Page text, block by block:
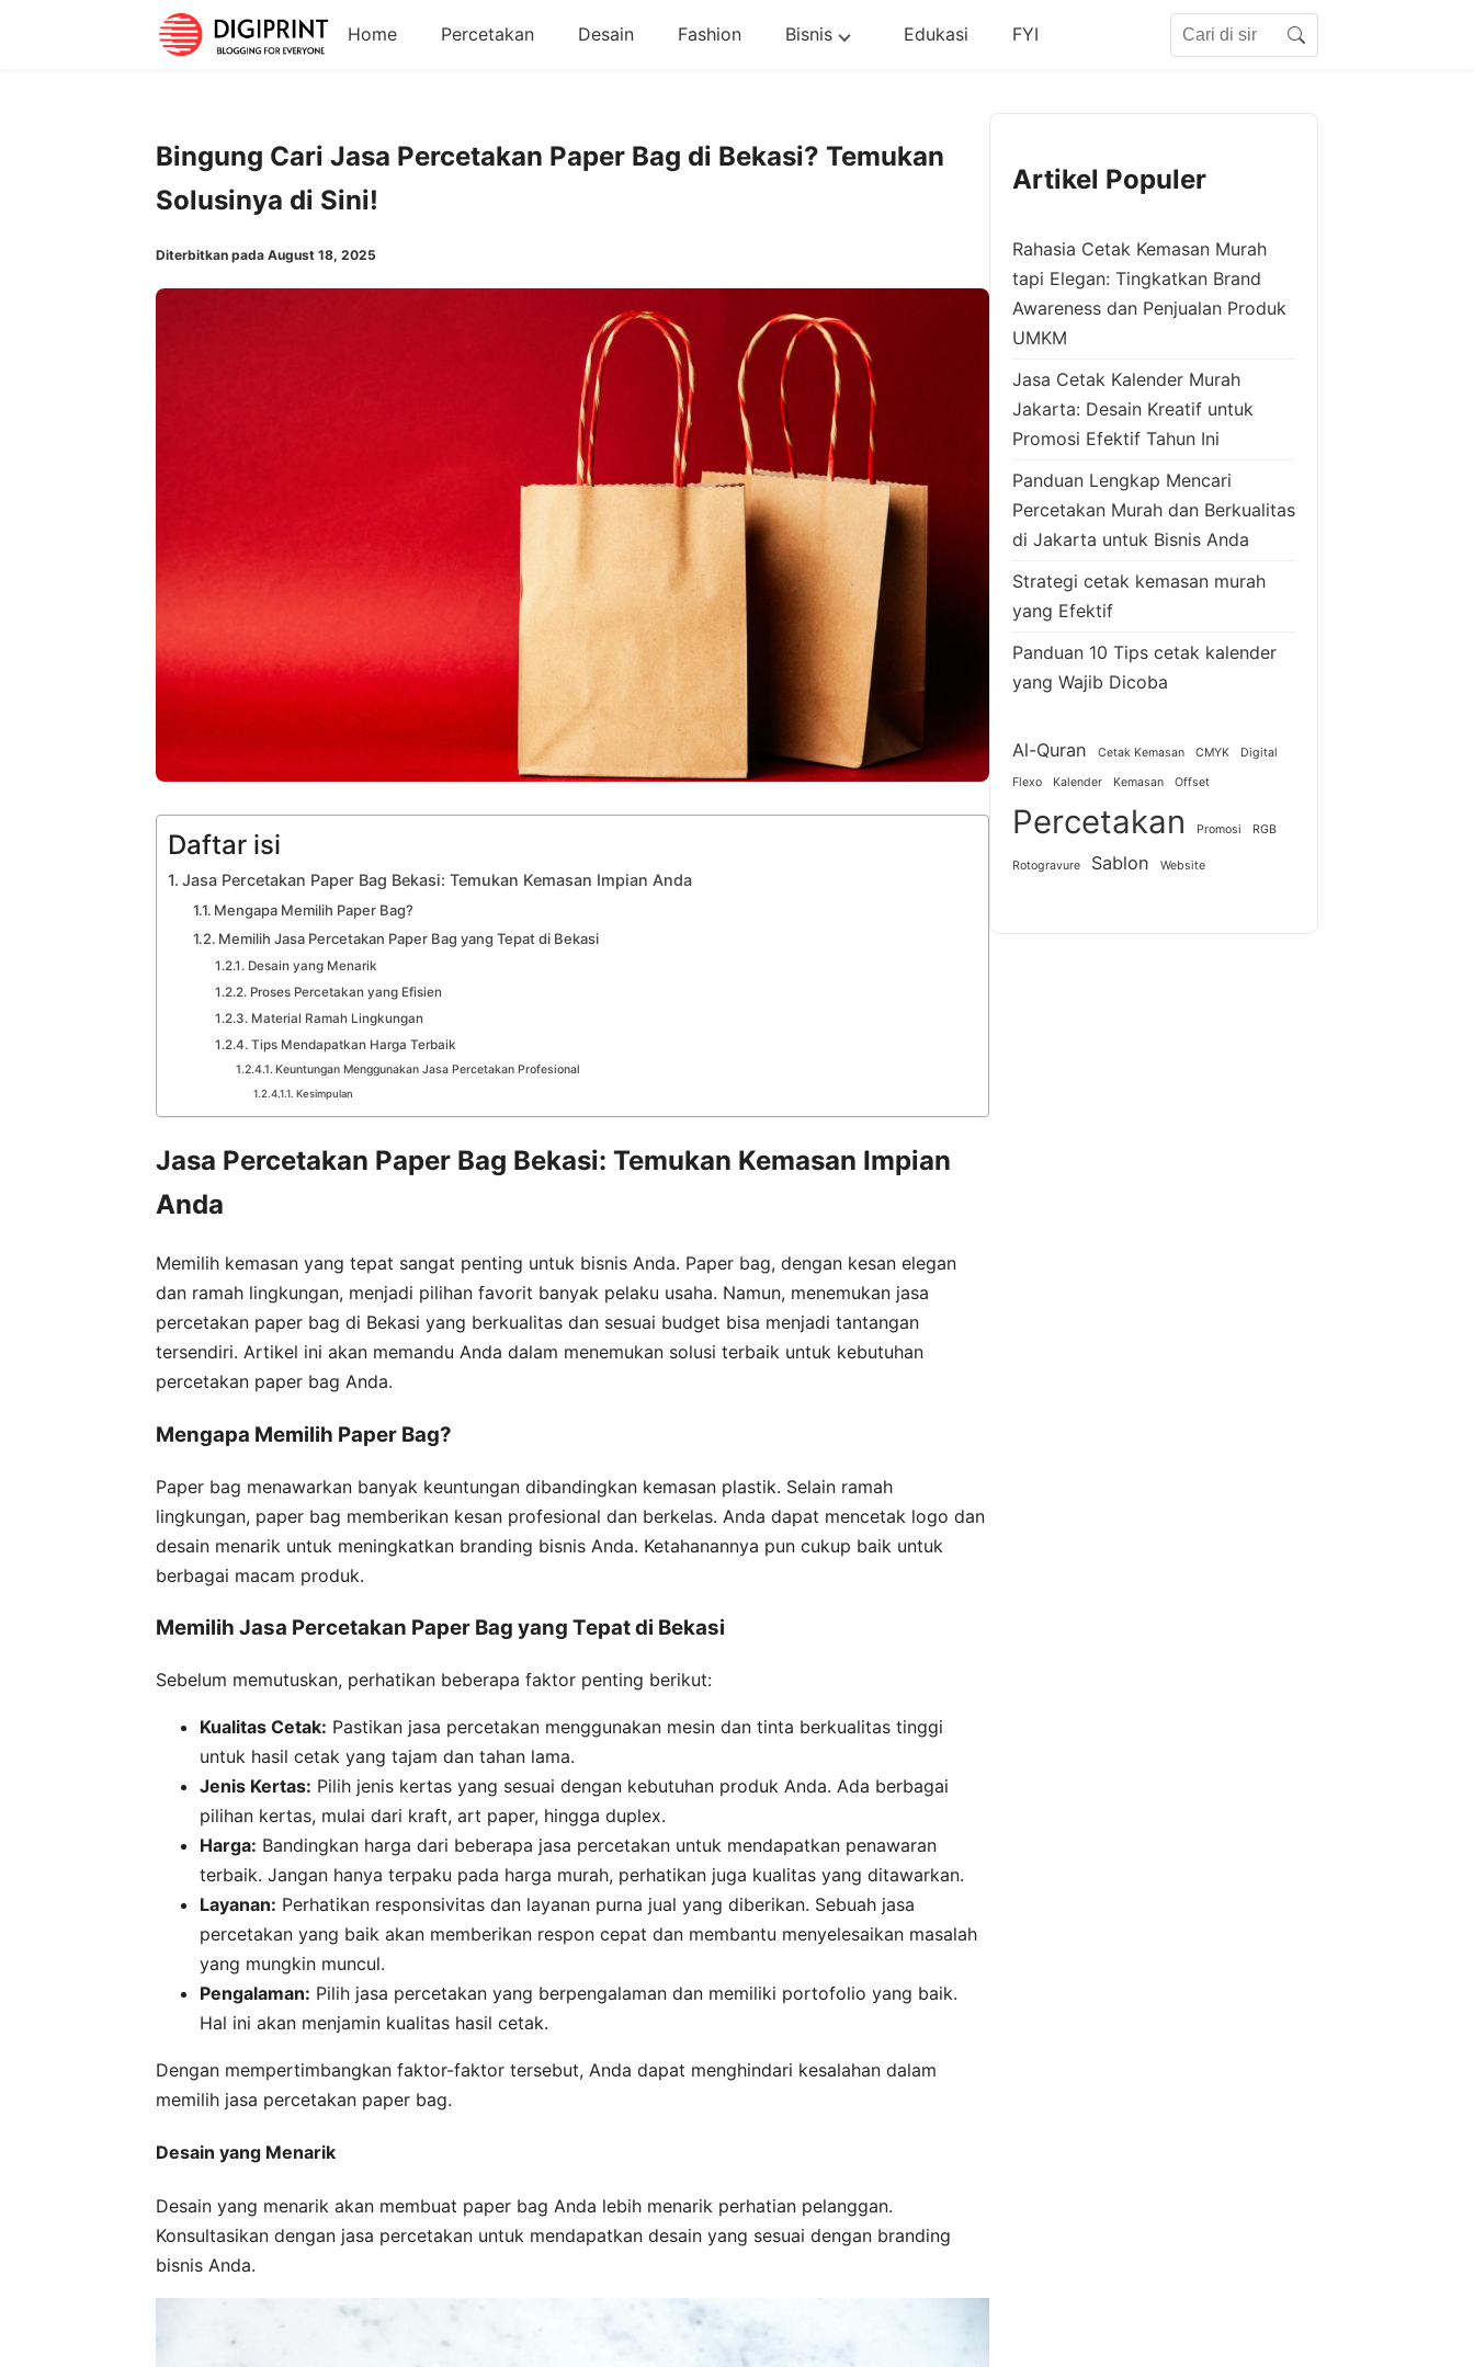
Home Percetakan Desain Fashion Bisnis Edukasi FYI Search
Bingung Cari Jasa Percetakan Paper Bag di Bekasi? Temukan
Solusinya di Sini!
Diterbitkan pada August 18, 2025
Daftar isi
Jasa Percetakan Paper Bag Bekasi: Temukan Kemasan Impian Anda
Mengapa Memilih Paper Bag?
Memilih Jasa Percetakan Paper Bag yang Tepat di Bekasi
Desain yang Menarik
Proses Percetakan yang Efisien
Material Ramah Lingkungan
Tips Mendapatkan Harga Terbaik
Keuntungan Menggunakan Jasa Percetakan Profesional
Kesimpulan
Jasa Percetakan Paper Bag Bekasi: Temukan Kemasan Impian
Anda
Memilih kemasan yang tepat sangat penting untuk bisnis Anda. Paper bag, dengan kesan elegan
dan ramah lingkungan, menjadi pilihan favorit banyak pelaku usaha. Namun, menemukan jasa
percetakan paper bag di Bekasi yang berkualitas dan sesuai budget bisa menjadi tantangan
tersendiri. Artikel ini akan memandu Anda dalam menemukan solusi terbaik untuk kebutuhan
percetakan paper bag Anda.
Mengapa Memilih Paper Bag?
Paper bag menawarkan banyak keuntungan dibandingkan kemasan plastik. Selain ramah
lingkungan, paper bag memberikan kesan profesional dan berkelas. Anda dapat mencetak logo dan
desain menarik untuk meningkatkan branding bisnis Anda. Ketahanannya pun cukup baik untuk
berbagai macam produk.
Memilih Jasa Percetakan Paper Bag yang Tepat di Bekasi
Sebelum memutuskan, perhatikan beberapa faktor penting berikut:
Kualitas Cetak: Pastikan jasa percetakan menggunakan mesin dan tinta berkualitas tinggi
untuk hasil cetak yang tajam dan tahan lama.
Jenis Kertas: Pilih jenis kertas yang sesuai dengan kebutuhan produk Anda. Ada berbagai
pilihan kertas, mulai dari kraft, art paper, hingga duplex.
Harga: Bandingkan harga dari beberapa jasa percetakan untuk mendapatkan penawaran
terbaik. Jangan hanya terpaku pada harga murah, perhatikan juga kualitas yang ditawarkan.
Layanan: Perhatikan responsivitas dan layanan purna jual yang diberikan. Sebuah jasa
percetakan yang baik akan memberikan respon cepat dan membantu menyelesaikan masalah
yang mungkin muncul.
Pengalaman: Pilih jasa percetakan yang berpengalaman dan memiliki portofolio yang baik.
Hal ini akan menjamin kualitas hasil cetak.
Dengan mempertimbangkan faktor-faktor tersebut, Anda dapat menghindari kesalahan dalam
memilih jasa percetakan paper bag.
Desain yang Menarik
Desain yang menarik akan membuat paper bag Anda lebih menarik perhatian pelanggan.
Konsultasikan dengan jasa percetakan untuk mendapatkan desain yang sesuai dengan branding
bisnis Anda.
Artikel Populer
Rahasia Cetak Kemasan Murah
tapi Elegan: Tingkatkan Brand
Awareness dan Penjualan Produk
UMKM
Jasa Cetak Kalender Murah
Jakarta: Desain Kreatif untuk
Promosi Efektif Tahun Ini
Panduan Lengkap Mencari
Percetakan Murah dan Berkualitas
di Jakarta untuk Bisnis Anda
Strategi cetak kemasan murah
yang Efektif
Panduan 10 Tips cetak kalender
yang Wajib Dicoba
Al-Quran Cetak Kemasan CMYK Digital
Flexo Kalender Kemasan Offset
Percetakan Promosi RGB
Rotogravure Sablon Website